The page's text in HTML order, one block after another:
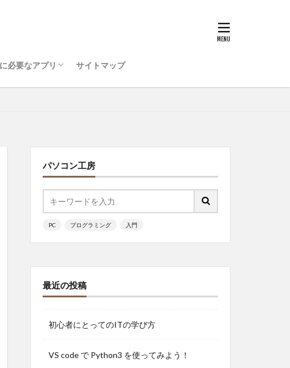
必要なアプリ
を行うためのコンピュータ環
ュリティ対策を行おう
をインストールしよう
グとプログラミング ・・・
サイトマップ
パソコン工房
PC プログラミング 入門
最近の投稿
初心者にとってのITの学び方
VS code で Python3 を使ってみよう！
タッチ